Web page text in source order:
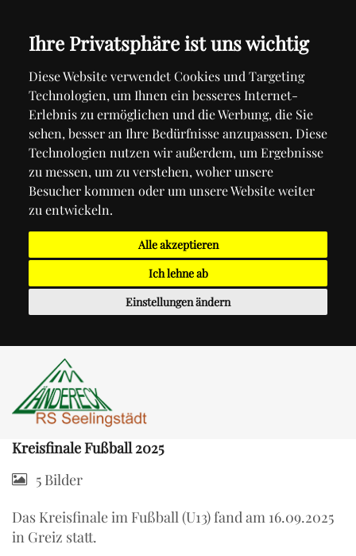
Ihre Privatsphäre ist uns wichtig
Diese Website verwendet Cookies und Targeting
Technologien, um Ihnen ein besseres Internet-
Erlebnis zu ermöglichen und die Werbung, die Sie
sehen, besser an Ihre Bedürfnisse anzupassen. Diese
Technologien nutzen wir außerdem, um Ergebnisse
zu messen, um zu verstehen, woher unsere
Besucher kommen oder um unsere Website weiter
zu entwickeln.
Alle akzeptieren
Ich lehne ab
Einstellungen ändern
Kreisfinale Fußball 2025
5 Bilder
Das Kreisfinale im Fußball (U13) fand am 16.09.2025
in Greiz statt.